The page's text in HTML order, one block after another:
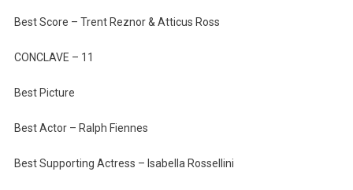
Best Score – Trent Reznor & Atticus Ross
CONCLAVE – 11
Best Picture
Best Actor – Ralph Fiennes
Best Supporting Actress – Isabella Rossellini